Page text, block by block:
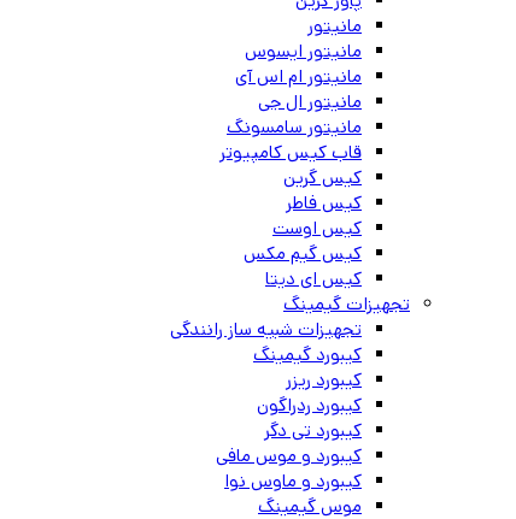
مانیتور
مانیتور ایسوس
مانیتور ام اس آی
مانیتور ال جی
مانیتور سامسونگ
قاب کیس کامپیوتر
کیس گرین
کیس فاطر
کیس اوست
کیس گیم مکس
کیس ای دیتا
تجهیزات گیمینگ
تجهیزات شبیه ساز رانندگی
کیبورد گیمینگ
کیبورد ریزر
کیبورد ردراگون
کیبورد تی دگر
کیبورد و موس مافی
کیبورد و ماوس نوا
موس گیمینگ